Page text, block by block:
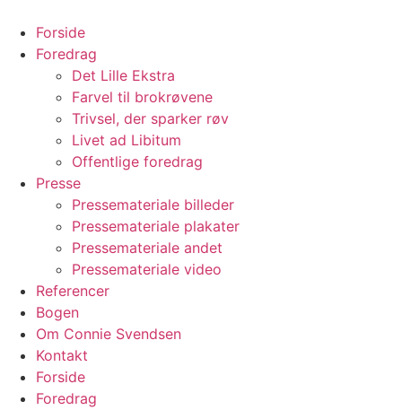
indhold
Forside
Foredrag
Det Lille Ekstra
Farvel til brokrøvene
Trivsel, der sparker røv
Livet ad Libitum
Offentlige foredrag
Presse
Pressemateriale billeder
Pressemateriale plakater
Pressemateriale andet
Pressemateriale video
Referencer
Bogen
Om Connie Svendsen
Kontakt
Forside
Foredrag